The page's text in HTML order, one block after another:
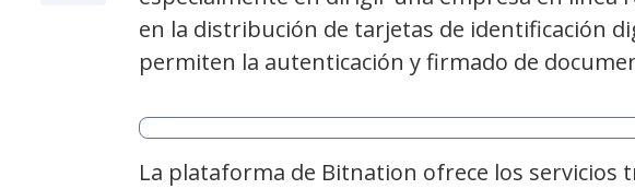
en la distribución de tarjetas de identificación
permiten la autenticación y firmado de
La plataforma de Bitnation ofrece los servicios